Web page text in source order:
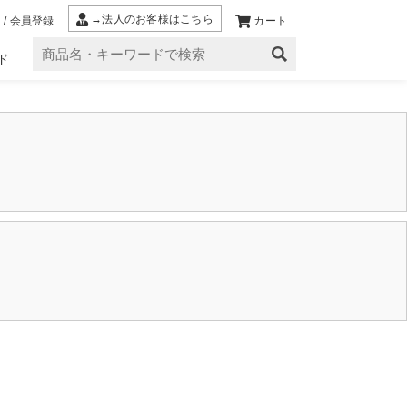
/ 会員登録 →法人のお客様はこちら カート